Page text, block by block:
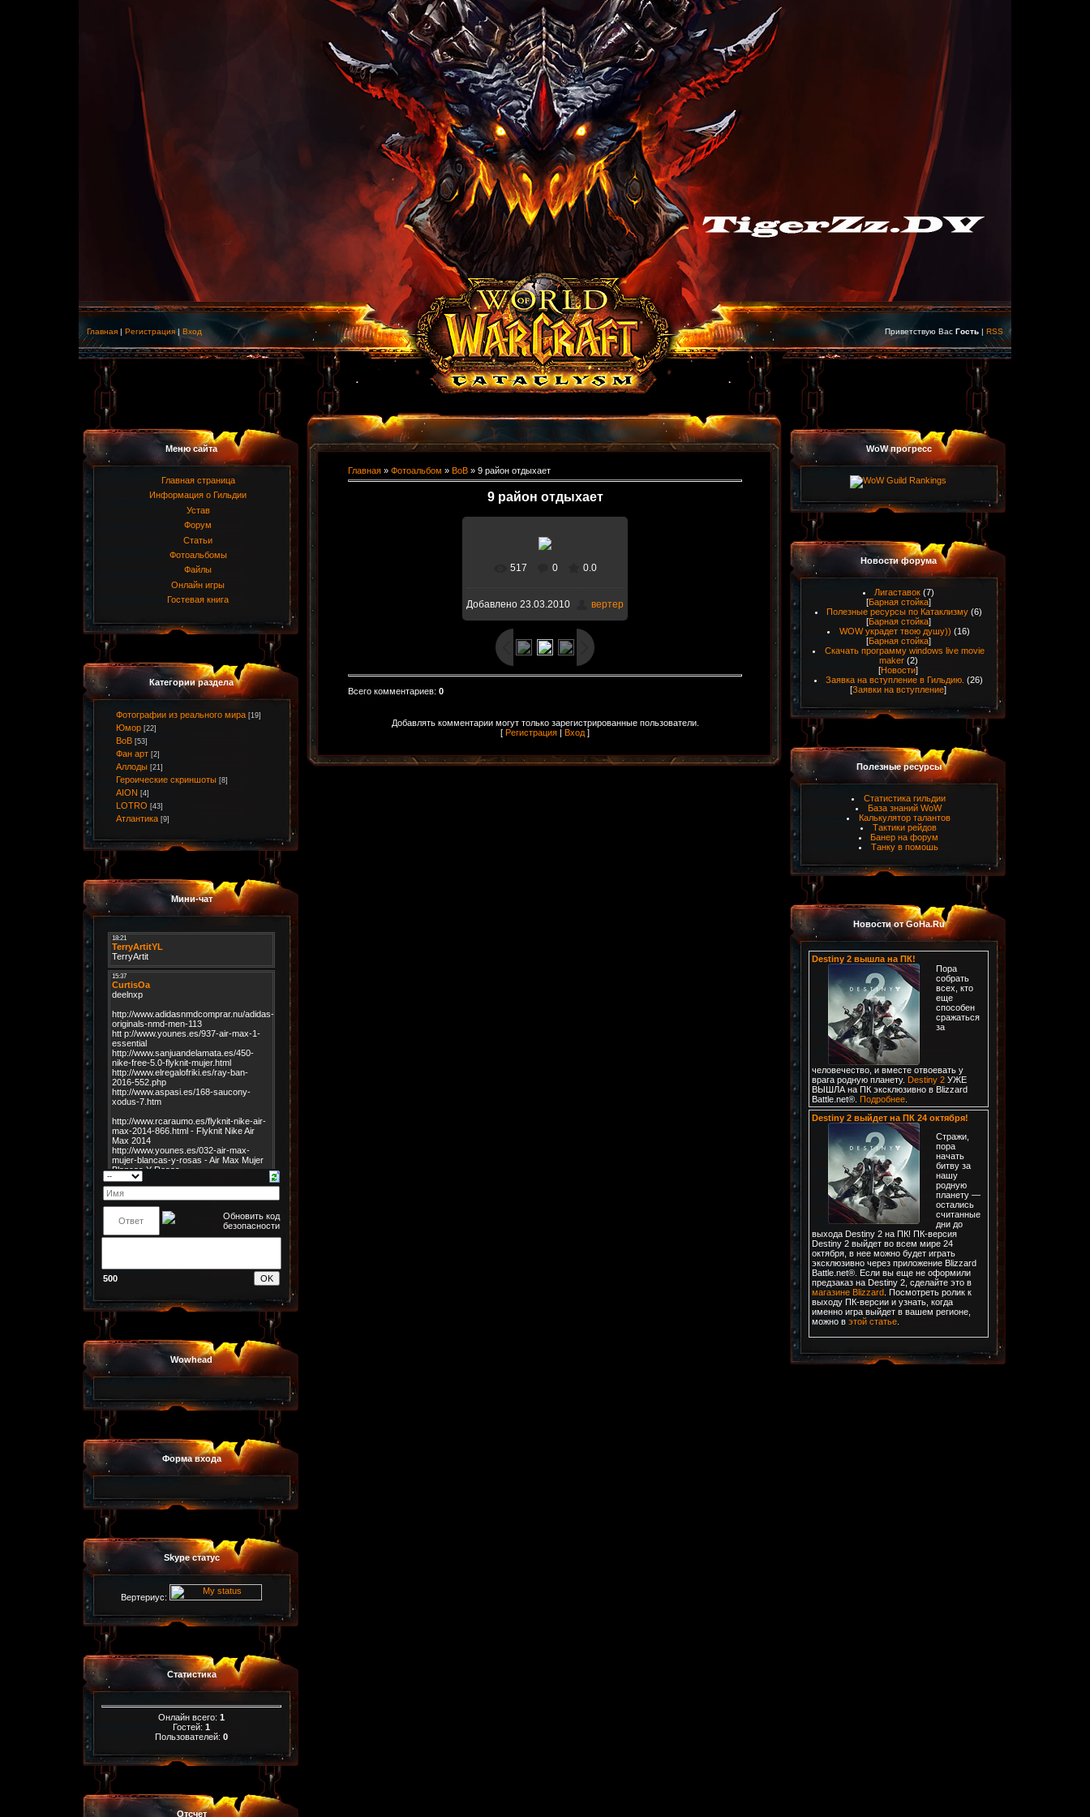
Главная | Регистрация | Вход Приветствую Вас Гость | RSS
Меню сайта
Главная страница
Информация о Гильдии
Устав
Форум
Статьи
Фотоальбомы
Файлы
Онлайн игры
Гостевая книга
Категории раздела
Фотографии из реального мира [19]
Юмор [22]
ВоВ [53]
Фан арт [2]
Аллоды [21]
Героические скриншоты [8]
AION [4]
LOTRO [43]
Атлантика [9]
Мини-чат
500
Wowhead
Форма входа
Skype статус
Вертериус:
Статистика
Онлайн всего: 1
Гостей: 1
Пользователей: 0
Отсчет
Главная » Фотоальбом » ВоВ » 9 район отдыхает
9 район отдыхает
В реальном размере
1600x900/ 125.8Kb
517 0 0.0
Добавлено 23.03.2010 вертер
Всего комментариев: 0
Добавлять комментарии могут только зарегистрированные пользователи.
[ Регистрация | Вход ]
WoW прогресс
Новости форума
Лигаставок (7)
[Барная стойка]
Полезные ресурсы по Катаклизму (6)
[Барная стойка]
WOW украдет твою душу)) (16)
[Барная стойка]
Скачать программу windows live movie
maker (2)
[Новости]
Заявка на вступление в Гильдию. (26)
[Заявки на вступление]
Полезные ресурсы
Статистика гильдии
База знаний WoW
Калькулятор талантов
Тактики рейдов
Банер на форум
Танку в помошь
Новости от GoHa.Ru
Destiny 2 вышла на ПК!
Пора
собрать
всех, кто
еще
способен
сражаться
за
человечество, и вместе отвоевать у
врага родную планету. Destiny 2УЖЕ
ВЫШЛА на ПК эксклюзивно в Blizzard
Battle.net®. Подробнее.
Destiny 2 выйдет на ПК 24 октября!
Стражи,
пора
начать
битву за
нашу
родную
планету —
остались
считанные
дни до
выхода Destiny 2 на ПК! ПК-версия
Destiny 2 выйдет во всем мире 24
октября, в нее можно будет играть
эксклюзивно через приложение Blizzard
Battle.net®. Если вы еще не оформили
предзаказ на Destiny 2, сделайте это в
магазине Blizzard. Посмотреть ролик к
выходу ПК-версии и узнать, когда
именно игра выйдет в вашем регионе,
можно в этой статье.